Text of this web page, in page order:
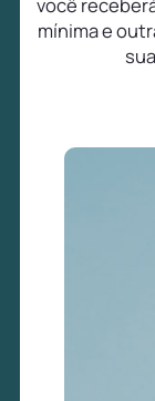
você
mínima e